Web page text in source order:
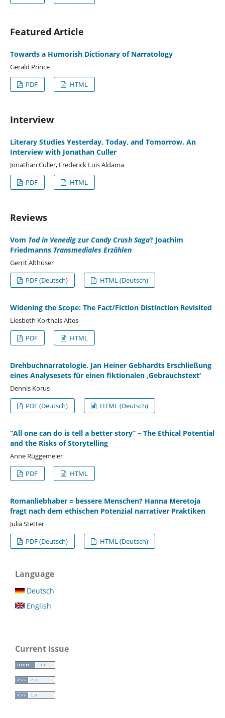
Featured Article
Towards a Humorish Dictionary of Narratology
Gerald Prince
PDF
HTML
Interview
Literary Studies Yesterday, Today, and Tomorrow. An
Interview with Jonathan Culler
Jonathan Culler, Frederick Luis Aldama
PDF
HTML
Reviews
Vom Tod in Venedigzur Candy Crush Saga? Joachim
Friedmanns Transmediales Erzählen
Gerrit Althüser
PDF (Deutsch)
HTML (Deutsch)
Widening the Scope: The Fact/Fiction Distinction Revisited
Liesbeth Korthals Altes
PDF
HTML
Drehbuchnarratologie. Jan Heiner Gebhardts Erschließung
eines Analysesets für einen fiktionalen ‚Gebrauchstext‘
Dennis Korus
PDF (Deutsch)
HTML (Deutsch)
“All one can do is tell a better story” – The Ethical Potential
and the Risks of Storytelling
Anne Rüggemeier
PDF
HTML
Romanliebhaber = bessere Menschen? Hanna Meretoja
fragt nach dem ethischen Potenzial narrativer Praktiken
Julia Stetter
PDF (Deutsch)
HTML (Deutsch)
Language
Deutsch
English
Current Issue